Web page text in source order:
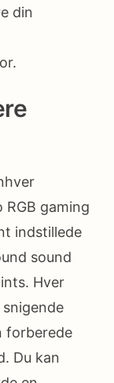
din
RGB gaming
indstillede
sound
Hver
forberede
Du kan